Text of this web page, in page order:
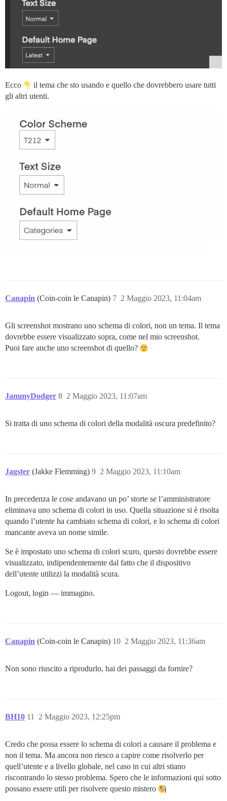
Ecco
il tema che sto usando e quello che dovrebbero usare tutti
gli altri utenti.
Canapin (Coin-coin le Canapin) 2 Maggio 2023, 11:04am
7
Gli screenshot mostrano uno schema di colori, non un tema. Il tema
dovrebbe essere visualizzato sopra, come nel mio screenshot.
Puoi fare anche uno screenshot di quello?
JammyDodger 2 Maggio 2023, 11:07am
8
Si tratta di uno schema di colori della modalità oscura predefinito?
Jagster (Jakke Flemming) 2 Maggio 2023, 11:10am
9
In precedenza le cose andavano un po’ storte se l’amministratore
eliminava uno schema di colori in uso. Quella situazione si è risolta
quando l’utente ha cambiato schema di colori, e lo schema di colori
mancante aveva un nome simile.
Se è impostato uno schema di colori scuro, questo dovrebbe essere
visualizzato, indipendentemente dal fatto che il dispositivo
dell’utente utilizzi la modalità scura.
Logout, login — immagino.
Canapin (Coin-coin le Canapin) 2 Maggio 2023, 11:36am
10
Non sono riuscito a riprodurlo, hai dei passaggi da fornire?
BH10 2 Maggio 2023, 12:25pm
11
Credo che possa essere lo schema di colori a causare il problema e
non il tema. Ma ancora non riesco a capire come risolverlo per
quell’utente e a livello globale, nel caso in cui altri stiano
riscontrando lo stesso problema. Spero che le informazioni qui sotto
possano essere utili per risolvere questo mistero